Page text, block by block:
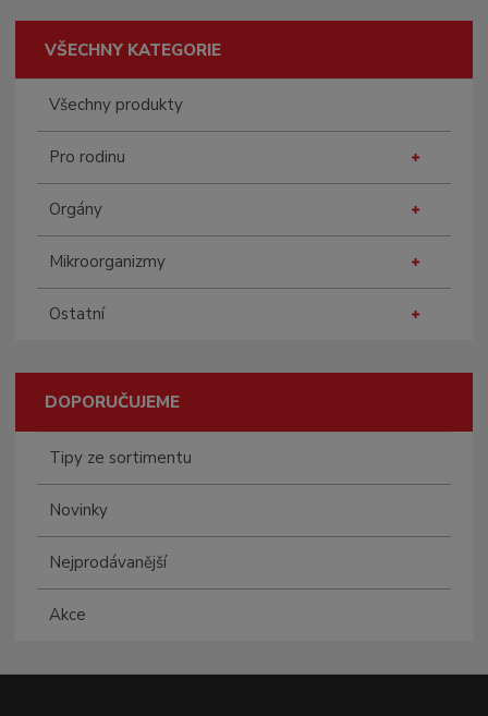
VŠECHNY KATEGORIE
Všechny produkty
Pro rodinu
Orgány
Mikroorganizmy
Ostatní
DOPORUČUJEME
Tipy ze sortimentu
Novinky
Nejprodávanější
Akce